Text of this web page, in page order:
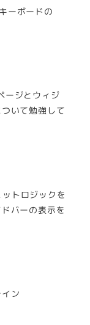
ーボードの
ージとウィジ
いて勉強して
トロジックを
バーの表示を
ン